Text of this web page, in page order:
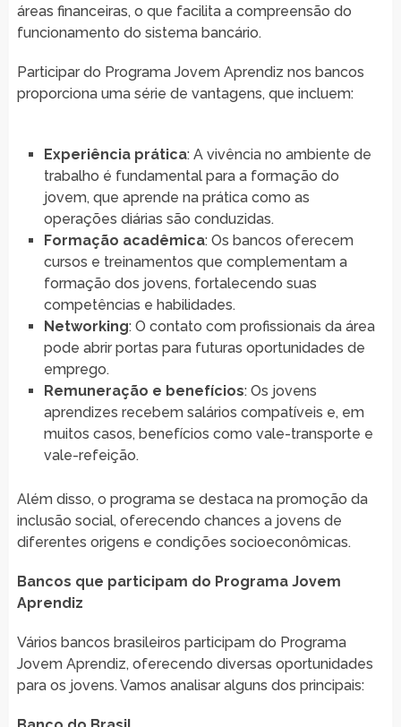
áreas financeiras, o que facilita a compreensão do
funcionamento do sistema bancário.
Participar do Programa Jovem Aprendiz nos bancos
proporciona uma série de vantagens, que incluem:
Experiência prática: A vivência no ambiente de
trabalho é fundamental para a formação do
jovem, que aprende na prática como as
operações diárias são conduzidas.
Formação acadêmica: Os bancos oferecem
cursos e treinamentos que complementam a
formação dos jovens, fortalecendo suas
competências e habilidades.
Networking: O contato com profissionais da área
pode abrir portas para futuras oportunidades de
emprego.
Remuneração e benefícios: Os jovens
aprendizes recebem salários compatíveis e, em
muitos casos, benefícios como vale-transporte e
vale-refeição.
Além disso, o programa se destaca na promoção da
inclusão social, oferecendo chances a jovens de
diferentes origens e condições socioeconômicas.
Bancos que participam do Programa Jovem
Aprendiz
Vários bancos brasileiros participam do Programa
Jovem Aprendiz, oferecendo diversas oportunidades
para os jovens. Vamos analisar alguns dos principais: